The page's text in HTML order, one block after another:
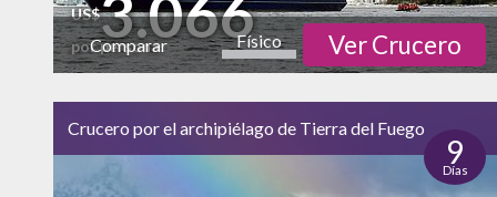
US$
por persona
Comparar Físico
Cultural
Naturaleza
alto
Vida Nocturna
Ver Crucero
Crucero por el archipiélago de Tierra del Fuego
9
Días